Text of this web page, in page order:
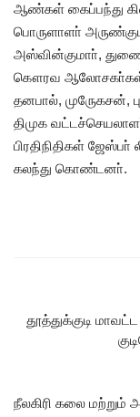
ஆண்கள் கைப்பந்து
பொருளாளா்
அஸ்வின்குமாா்,
கௌரவ ஆலோசகா்கள்
தனபால், முருேகசன்,
திமுக
பிரதிநிதிகள்
கலந்து கொண்டனா்.
தூத்துக்குடி
நீலகிரி கலை மற்றும்